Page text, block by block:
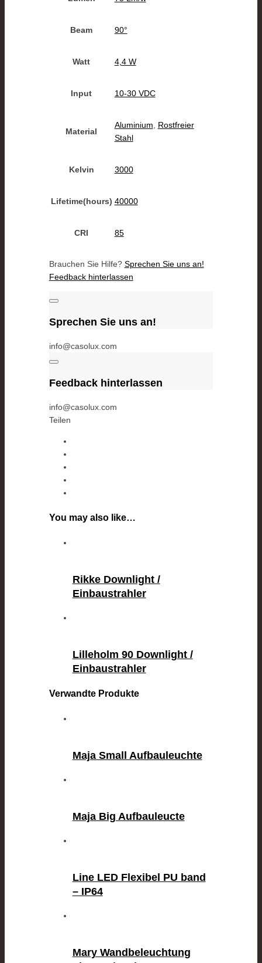
Beam 90°
Watt 4,4 W
Input 10-30 VDC
Material
Aluminium, Rostfreier
Stahl
Kelvin 3000
Lifetime(hours) 40000
CRI 85
Brauchen Sie Hilfe? Sprechen Sie uns an!
Feedback hinterlassen
Sprechen Sie uns an!
info@casolux.com
Feedback hinterlassen
info@casolux.com
Teilen
You may also like…
Rikke Downlight /
Einbaustrahler
Lilleholm 90 Downlight /
Einbaustrahler
Verwandte Produkte
Maja Small Aufbauleuchte
Maja Big Aufbauleucte
Line LED Flexibel PU band
– IP64
Mary Wandbeleuchtung